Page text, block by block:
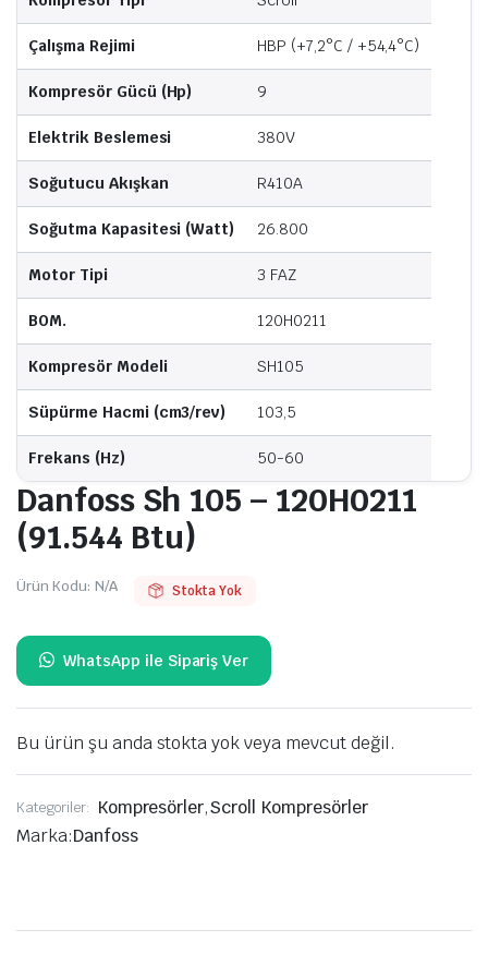
Çalışma Rejimi HBP (+7,2°C / +54,4°C)
Kompresör Gücü (Hp) 9
Elektrik Beslemesi 380V
Soğutucu Akışkan R410A
Soğutma Kapasitesi (Watt) 26.800
Motor Tipi 3 FAZ
BOM. 120H0211
Kompresör Modeli SH105
Süpürme Hacmi (cm3/rev) 103,5
Frekans (Hz) 50-60
Danfoss Sh 105 – 120H0211
(91.544 Btu)
Ürün Kodu: N/A Stokta Yok
Bu ürün şu anda stokta yok veya mevcut değil.
Kategoriler: Kompresörler,Scroll Kompresörler
Marka:Danfoss